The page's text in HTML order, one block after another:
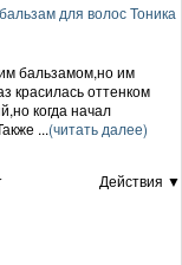
для волос Тоника
бальзамом,но им
красилась оттенком
когда начал
...(читать далее)
Действия ▼